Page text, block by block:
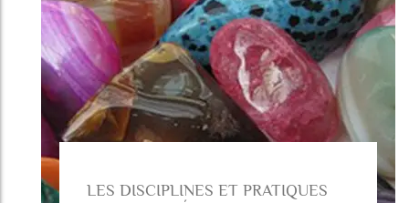
LES DISCIPLINES ET PRATIQUES